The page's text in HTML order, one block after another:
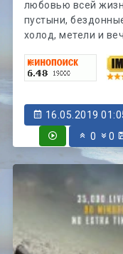
любовью всей
пустыни,
холод, метели и
16.05.2019
0
0